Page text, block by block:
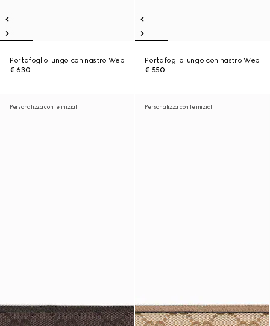
Portafoglio lungo con nastro Web
€ 630
Portafoglio lungo con nastro Web
€ 550
Personalizza con le iniziali Personalizza con le iniziali